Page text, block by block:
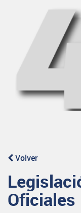
Volver
Oficiales